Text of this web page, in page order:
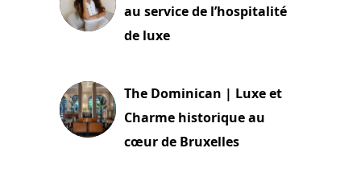
au service de l’hospitalité
de luxe
The Dominican | Luxe et
Charme historique au
cœur de Bruxelles